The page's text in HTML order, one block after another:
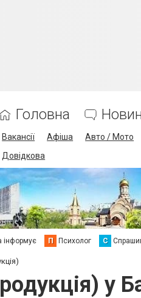
Головна
Вакансії Афіша Авто / Мото
Довідкова
інформує П Психолог С
у